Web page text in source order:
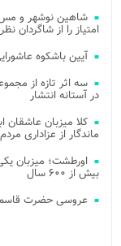
شاهین نوشهر و مس
امتیاز را از شاگردان
آیین باشکوه
سه اثر تازه از
در آستانه انتشار
کلا میزبان عاشقان
ماندگار از عزاداری
اورطشت؛ میزبان
بیش از ۶۰۰ سال
عروسی حضرت